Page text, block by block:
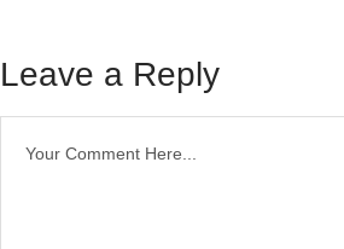
Leave a Reply